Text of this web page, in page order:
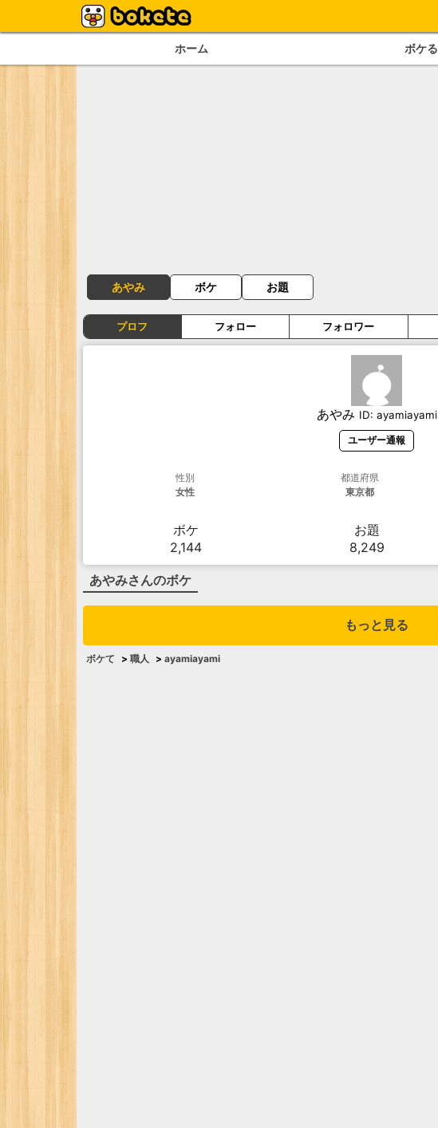
ホーム ボケる
あやみ ボケ お題
プロフ フォロー フォロワー
あやみ ID: ayamiayami
ユーザー通報
性別
女性
都道府県
東京都
ボケ
2,144
お題
8,249
あやみさんのボケ
もっと見る
ボケて > 職人 > ayamiayami